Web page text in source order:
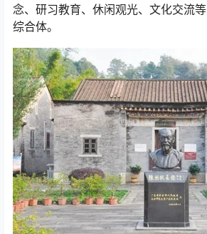
念、研习教育、休闲观光、文化交流
综合体。